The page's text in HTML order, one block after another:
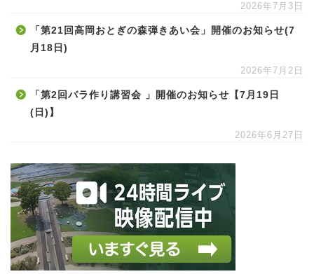
2026年7月3日
「第21回高岡おとぎの森弾きあい会」開催のお知らせ(7
月18日)
2026年7月2日
「第2回バラ作り講習会 」開催のお知らせ【7月19日
(日)】
2026年6月27日